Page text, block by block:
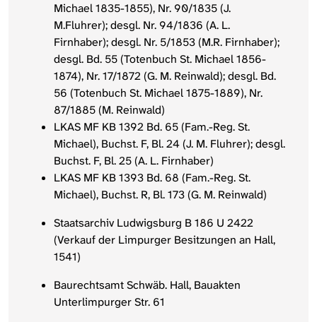
Michael 1835-1855), Nr. 90/1835 (J.
M.Fluhrer); desgl. Nr. 94/1836 (A. L.
Firnhaber); desgl. Nr. 5/1853 (M.R. Firnhaber);
desgl. Bd. 55 (Totenbuch St. Michael 1856-
1874), Nr. 17/1872 (G. M. Reinwald); desgl. Bd.
56 (Totenbuch St. Michael 1875-1889), Nr.
87/1885 (M. Reinwald)
LKAS MF KB 1392 Bd. 65 (Fam.-Reg. St.
Michael), Buchst. F, Bl. 24 (J. M. Fluhrer); desgl.
Buchst. F, Bl. 25 (A. L. Firnhaber)
LKAS MF KB 1393 Bd. 68 (Fam.-Reg. St.
Michael), Buchst. R, Bl. 173 (G. M. Reinwald)
Staatsarchiv Ludwigsburg B 186 U 2422
(Verkauf der Limpurger Besitzungen an Hall,
1541)
Baurechtsamt Schwäb. Hall, Bauakten
Unterlimpurger Str. 61